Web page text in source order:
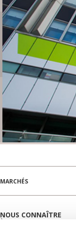
MARCHÉS
NOUS CONNAÎTRE
À LA UNE